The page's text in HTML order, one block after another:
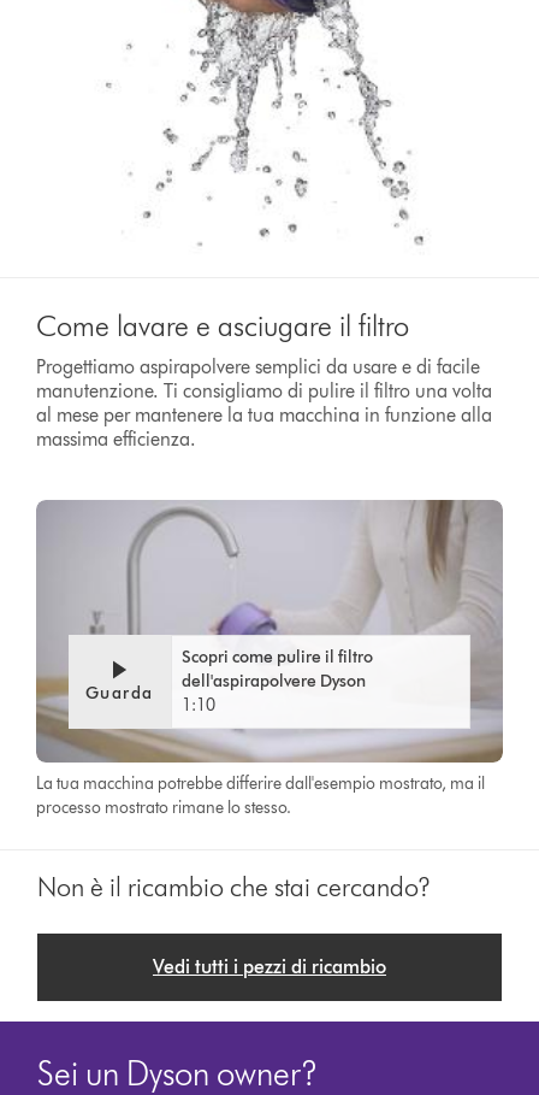
Come lavare e asciugare il filtro
Progettiamo aspirapolvere semplici da usare e di facile
manutenzione. Ti consigliamo di pulire il filtro una volta
al mese per mantenere la tua macchina in funzione alla
massima efficienza.
Guarda
Scopri come pulire il filtro
dell'aspirapolvere Dyson
1:10
La tua macchina potrebbe differire dall'esempio mostrato, ma il
processo mostrato rimane lo stesso.
Non è il ricambio che stai cercando?
Vedi tutti i pezzi di ricambio
Sei un Dyson owner?